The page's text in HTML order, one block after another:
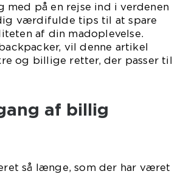
på en rejse ind i verdenen
værdifulde tips til at spare
af din madoplevelse.
vil denne artikel
og billige retter, der passer til
af billig
så længe, som der har været